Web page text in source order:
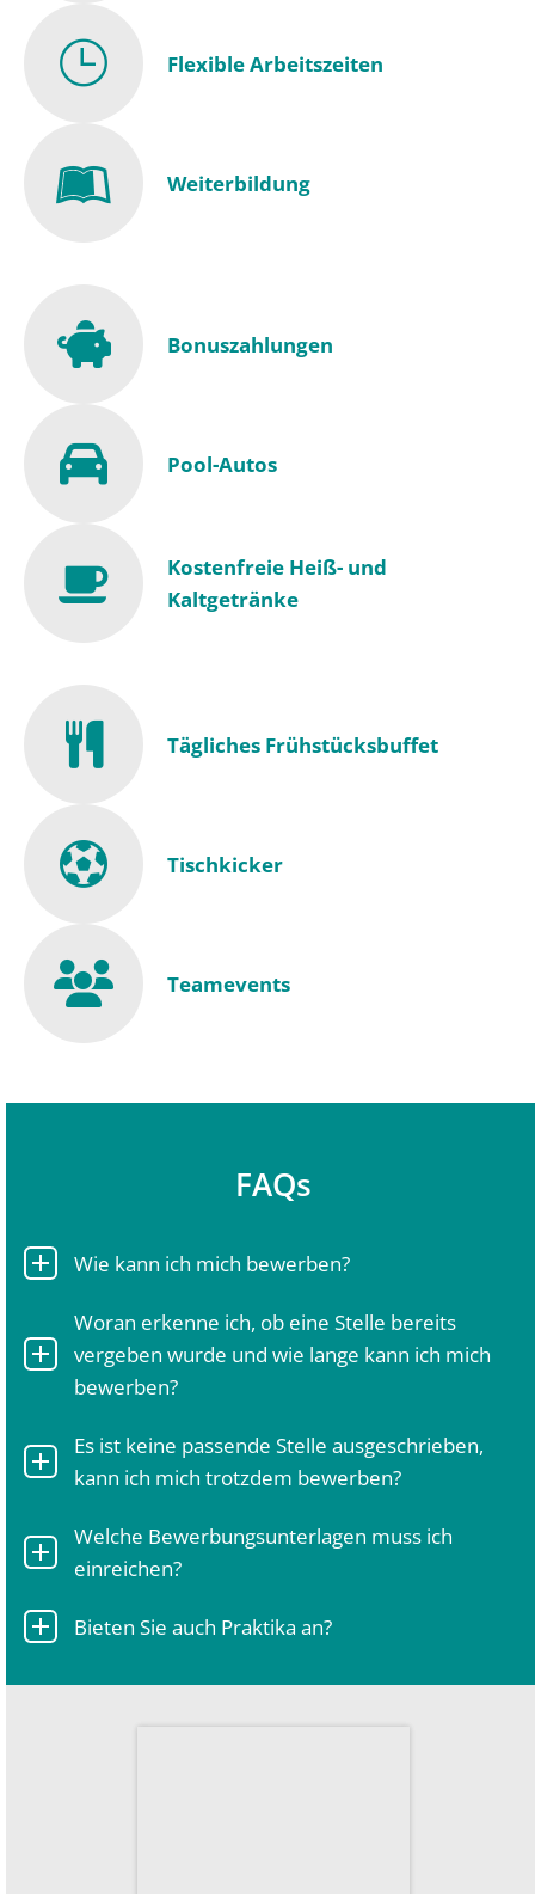
Flexible Arbeitszeiten
Weiterbildung
Bonuszahlungen
Pool-Autos
Kostenfreie Heiß- und
Kaltgetränke
Tägliches Frühstücksbuffet
Tischkicker
Teamevents
FAQs
Wie kann ich mich bewerben?
Woran erkenne ich, ob eine Stelle bereits
vergeben wurde und wie lange kann ich mich
bewerben?
Es ist keine passende Stelle ausgeschrieben,
kann ich mich trotzdem bewerben?
Welche Bewerbungsunterlagen muss ich
einreichen?
Bieten Sie auch Praktika an?